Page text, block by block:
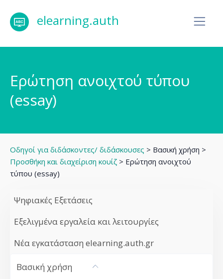
elearning.auth
Ερώτηση ανοιχτού τύπου
(essay)
Οδηγοί για διδάσκοντες/ διδάσκουσες > Βασική χρήση >
Προσθήκη και διαχείριση κουίζ > Ερώτηση ανοιχτού
τύπου (essay)
Ψηφιακές Εξετάσεις
Εξελιγμένα εργαλεία και λειτουργίες
Νέα εγκατάσταση elearning.auth.gr
Βασική χρήση